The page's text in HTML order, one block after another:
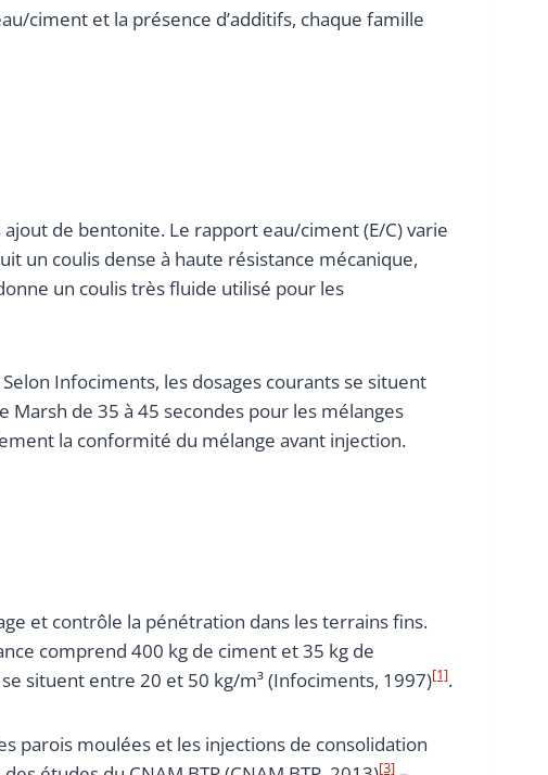
ciment et la présence d’additifs, chaque famille
de bentonite. Le rapport eau/ciment (E/C) varie
un coulis dense à haute résistance mécanique,
un coulis très fluide utilisé pour les
Infociments, les dosages courants se situent
Marsh de 35 à 45 secondes pour les mélanges
la conformité du mélange avant injection.
et contrôle la pénétration dans les terrains fins.
comprend 400 kg de ciment et 35 kg de
situent entre 20 et 50 kg/m³ (Infociments, 1997)[1].
parois moulées et les injections de consolidation
[3]